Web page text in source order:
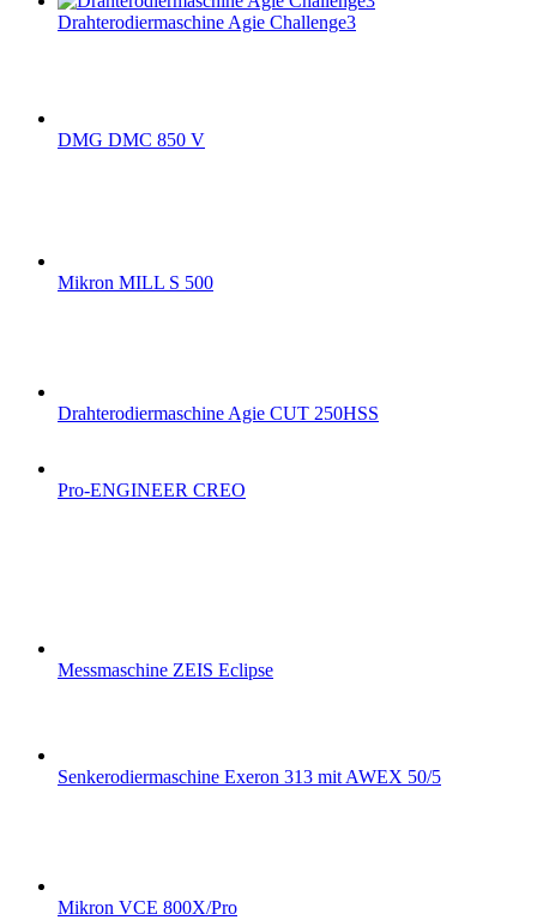
Drahterodiermaschine Agie Challenge3
DMG DMC 850 V
Mikron MILL S 500
Drahterodiermaschine Agie CUT 250HSS
Pro-ENGINEER CREO
Messmaschine ZEIS Eclipse
Senkerodiermaschine Exeron 313 mit AWEX 50/5
Mikron VCE 800X/Pro